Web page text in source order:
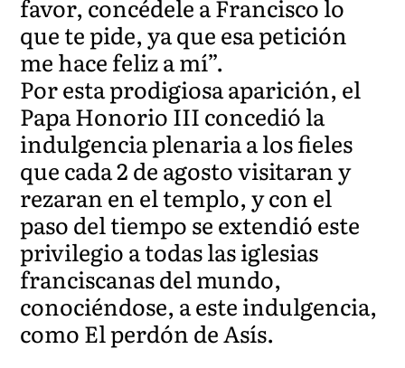
favor, concédele a Francisco lo
que te pide, ya que esa petición
me hace feliz a mí”.
Por esta prodigiosa aparición, el
Papa Honorio III concedió la
indulgencia plenaria a los fieles
que cada 2 de agosto visitaran y
rezaran en el templo, y con el
paso del tiempo se extendió este
privilegio a todas las iglesias
franciscanas del mundo,
conociéndose, a este indulgencia,
como El perdón de Asís.